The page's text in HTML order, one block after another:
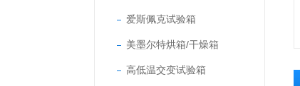
爱斯佩克试验箱
美墨尔特烘箱/干燥箱
高低温交变试验箱